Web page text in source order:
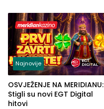
Najnovije
OSVJEŽENJE NA MERIDIANU:
Stigli su novi EGT Digital
hitovi